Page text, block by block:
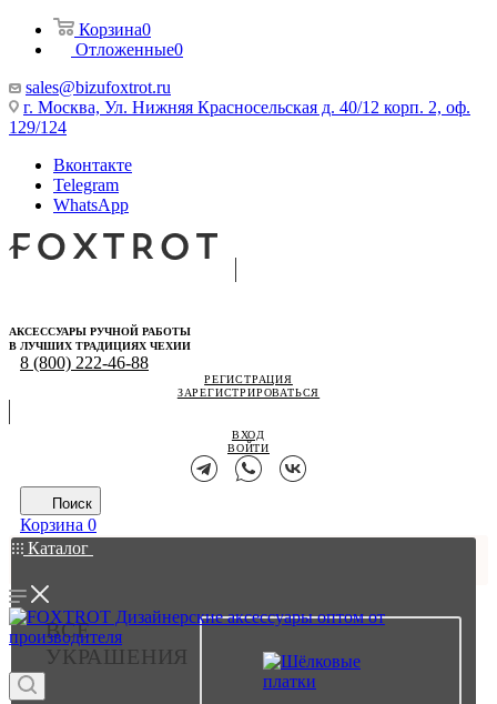
Корзина0
Отложенные0
sales@bizufoxtrot.ru
г. Москва, Ул. Нижняя Красносельская д. 40/12 корп. 2, оф.
129/124
Вконтакте
Telegram
WhatsApp
АКСЕССУАРЫ РУЧНОЙ РАБОТЫ
В ЛУЧШИХ ТРАДИЦИЯХ ЧЕХИИ
8 (800) 222-46-88
РЕГИСТРАЦИЯ
ЗАРЕГИСТРИРОВАТЬСЯ
ВХОД
ВОЙТИ
Поиск
Корзина 0
Каталог
ВСЕ
УКРАШЕНИЯ